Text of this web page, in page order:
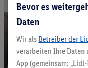
Bevor es
Daten
Wir als Betreiber der
verarbeiten Ihre Daten
App (gemeinsam: